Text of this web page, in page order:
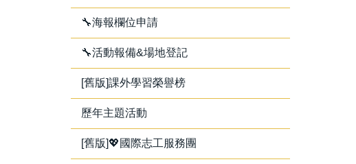
🔧海報欄位申請
🔧活動報備&場地登記
[舊版]課外學習榮譽榜
歷年主題活動
[舊版]💖國際志工服務團